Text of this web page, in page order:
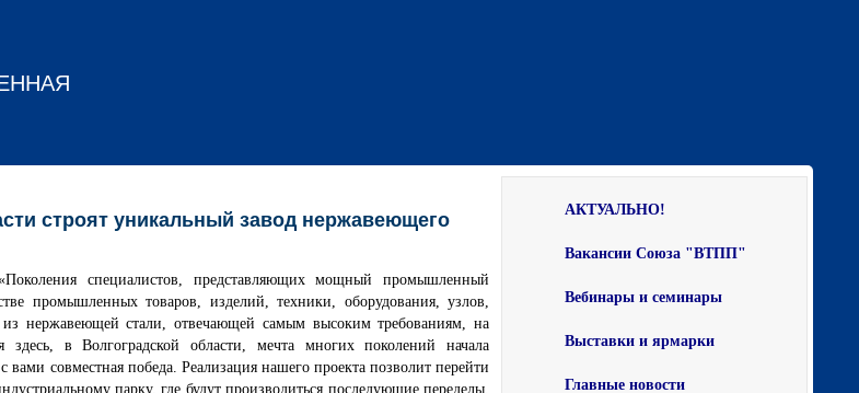
строят уникальный завод нержавеющего
специалистов, представляющих мощный промышленный
промышленных товаров, изделий, техники, оборудования, узлов,
из нержавеющей стали, отвечающей самым высоким требованиям, на
здесь, в Волгоградской области, мечта многих поколений начала
совместная победа. Реализация нашего проекта позволит перейти
парку, где будут производиться последующие переделы.
АКТУАЛЬНО!
Вакансии Союза "ВТПП"
Вебинары и семинары
Выставки и ярмарки
Главные новости